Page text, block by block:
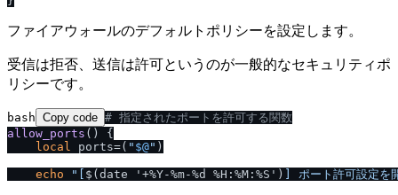
ファイアウォールのデフォルトポリシーを設定します。
受信は拒否、送信は許可というのが一般的なセキュリティポ
リシーです。
bash Copy code # 指定されたポートを許可する関数
allow_ports () {
local ports=( " $@" )
echo "[ $(date '+%Y-%m-%d %H:%M:%S') ] ポート許可設定を